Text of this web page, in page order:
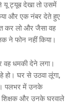
यू ट्यूब देखा तो उसमें
और एक नंबर देते हुए
कर लो और जैसा वह
ने फोन नहीं किया।
वह धमकी देने लगा।
हो। घर से उठवा लूंगा,
पलभर में उनके
शिक्षक और उनके घरवाले